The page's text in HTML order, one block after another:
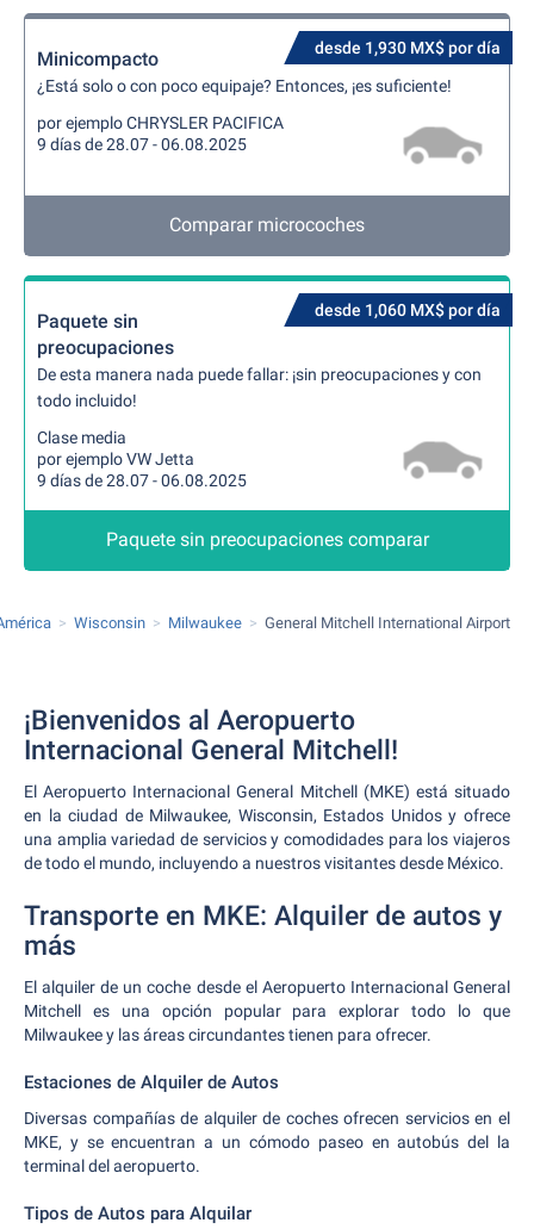
desde 1,930 MX$ por día
Minicompacto
¿Está solo o con poco equipaje? Entonces, ¡es suficiente!
por ejemplo CHRYSLER PACIFICA
9 días de 28.07 - 06.08.2025
Comparar microcoches
desde 1,060 MX$ por día
Paquete sin
preocupaciones
De esta manera nada puede fallar: ¡sin preocupaciones y con
todo incluido!
Clase media
por ejemplo VW Jetta
9 días de 28.07 - 06.08.2025
Paquete sin preocupaciones comparar
Wisconsin Milwaukee General Mitchell International Airport
¡Bienvenidos al Aeropuerto
Internacional General Mitchell!
El Aeropuerto Internacional General Mitchell (MKE) está situado
en la ciudad de Milwaukee, Wisconsin, Estados Unidos y ofrece
una amplia variedad de servicios y comodidades para los viajeros
de todo el mundo, incluyendo a nuestros visitantes desde México.
Transporte en MKE: Alquiler de autos y
más
El alquiler de un coche desde el Aeropuerto Internacional General
Mitchell es una opción popular para explorar todo lo que
Milwaukee y las áreas circundantes tienen para ofrecer.
Estaciones de Alquiler de Autos
Diversas compañías de alquiler de coches ofrecen servicios en el
MKE, y se encuentran a un cómodo paseo en autobús del la
terminal del aeropuerto.
Tipos de Autos para Alquilar